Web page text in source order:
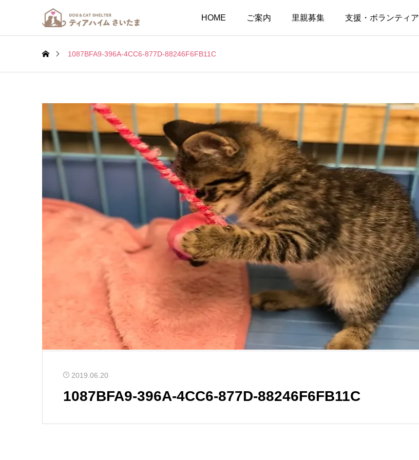
HOME ご案内 里親募集 支援・ボランティア
1087BFA9-396A-4CC6-877D-88246F6FB11C
2019.06.20
1087BFA9-396A-4CC6-877D-88246F6FB11C